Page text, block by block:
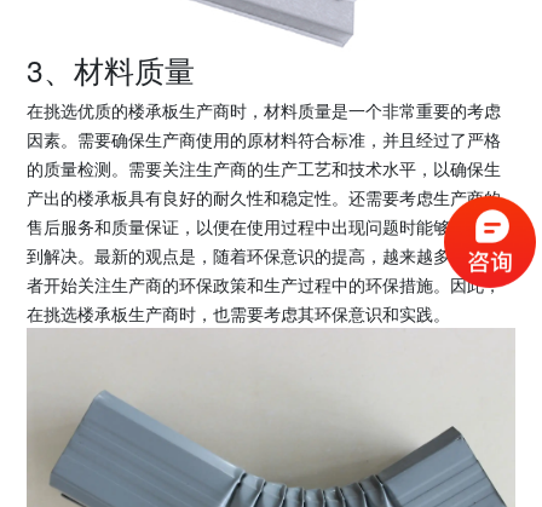
3、材料质量
在挑选优质的楼承板生产商时，材料质量是一个非常重要的考虑
因素。需要确保生产商使用的原材料符合标准，并且经过了严格
的质量检测。需要关注生产商的生产工艺和技术水平，以确保生
产出的楼承板具有良好的耐久性和稳定性。还需要考虑生产商的
售后服务和质量保证，以便在使用过程中出现问题时能够及时得
到解决。最新的观点是，随着环保意识的提高，越来越多的消费
者开始关注生产商的环保政策和生产过程中的环保措施。因此，
在挑选楼承板生产商时，也需要考虑其环保意识和实践。